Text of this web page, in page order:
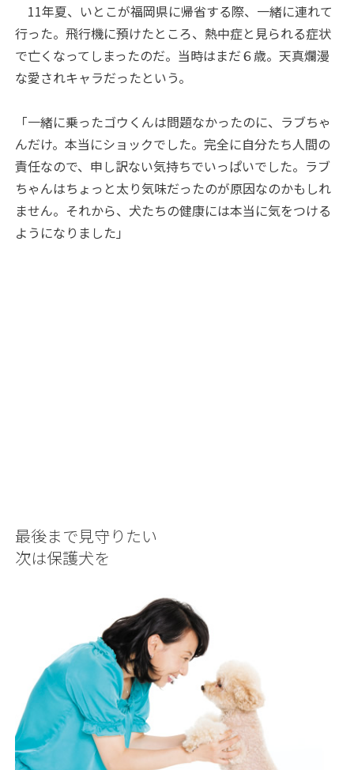
11年夏、いとこが福岡県に帰省する際、一緒に連れて
行った。飛行機に預けたところ、熱中症と見られる症状
で亡くなってしまったのだ。当時はまだ６歳。天真爛漫
な愛されキャラだったという。
「一緒に乗ったゴウくんは問題なかったのに、ラブちゃ
んだけ。本当にショックでした。完全に自分たち人間の
責任なので、申し訳ない気持ちでいっぱいでした。ラブ
ちゃんはちょっと太り気味だったのが原因なのかもしれ
ません。それから、犬たちの健康には本当に気をつける
ようになりました」
最後まで見守りたい
次は保護犬を